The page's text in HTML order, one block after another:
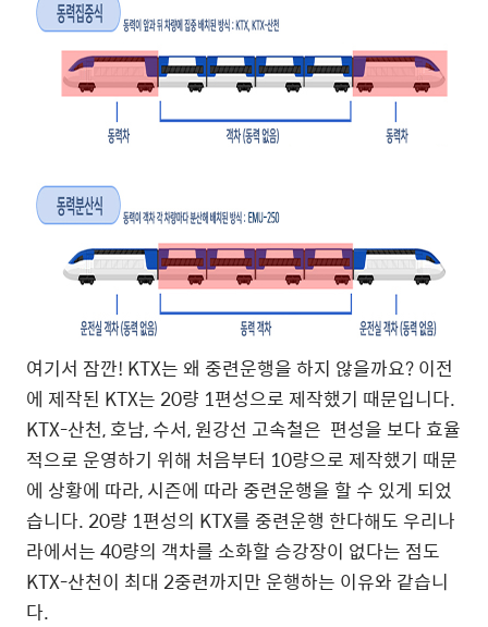
여기서 잠깐! KTX는 왜 중련운행을 하지 않을까요? 이전
에 제작된 KTX는 20량 1편성으로 제작했기 때문입니다.
KTX-산천, 호남, 수서, 원강선 고속철은 편성을 보다 효율
적으로 운영하기 위해 처음부터 10량으로 제작했기 때문
에 상황에 따라, 시즌에 따라 중련운행을 할 수 있게 되었
습니다. 20량 1편성의 KTX를 중련운행 한다해도 우리나
라에서는 40량의 객차를 소화할 승강장이 없다는 점도
KTX-산천이 최대 2중련까지만 운행하는 이유와 같습니
다.